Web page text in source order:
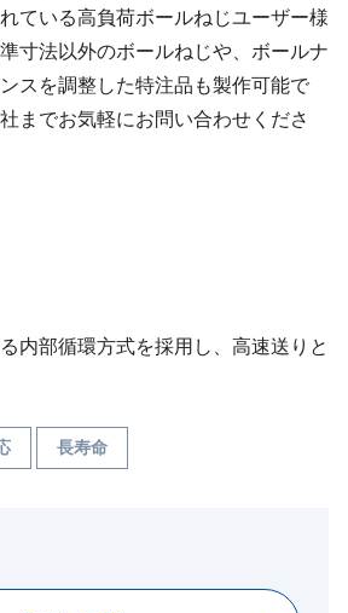
ている高負荷ボールねじユーザー様
寸法以外のボールねじや、ボールナ
スを調整した特注品も製作可能で
までお気軽にお問い合わせくださ
内部循環方式を採用し、高速送りと
長寿命